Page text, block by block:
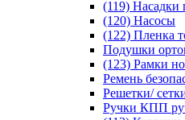
(119) Насадки
(120) Насосы
(122) Пленка
Подушки
(123) Рамки
Ремень
Решетки/
Ручки КПП